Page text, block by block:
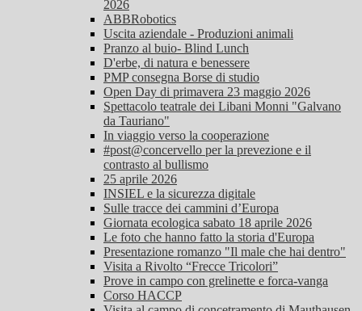
2026
ABBRobotics
Uscita aziendale - Produzioni animali
Pranzo al buio- Blind Lunch
D'erbe, di natura e benessere
PMP consegna Borse di studio
Open Day di primavera 23 maggio 2026
Spettacolo teatrale dei Libani Monni "Galvano
da Tauriano"
In viaggio verso la cooperazione
#post@concervello per la prevezione e il
contrasto al bullismo
25 aprile 2026
INSIEL e la sicurezza digitale
Sulle tracce dei cammini d’Europa
Giornata ecologica sabato 18 aprile 2026
Le foto che hanno fatto la storia d'Europa
Presentazione romanzo "Il male che hai dentro"
Visita a Rivolto “Frecce Tricolori”
Prove in campo con grelinette e forca-vanga
Corso HACCP